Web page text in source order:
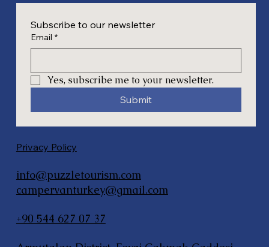
Subscribe to our newsletter
Email *
Yes, subscribe me to your newsletter.
Submit
Privacy Policy
info@puzzletourism.com
campervanturkey@gmail.com
+90 544 627 07 37